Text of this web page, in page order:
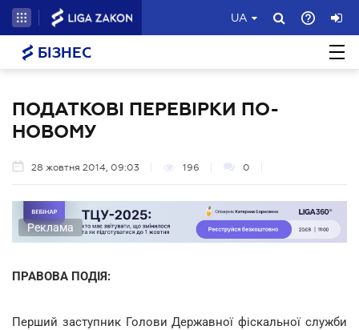
UA
БІЗНЕС
ПОДАТКОВІ ПЕРЕВІРКИ ПО-
НОВОМУ
28 жовтня 2014, 09:03 196 0
Реклама
ПРАВОВА ПОДІЯ:
Перший заступник Голови Державної фіскальної служби